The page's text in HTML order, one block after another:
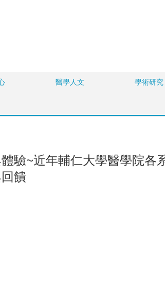
醫學人文 學術研究
驗~近年輔仁大學醫學院各
饋